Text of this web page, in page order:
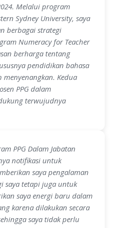
Melalui program
Sydney University, saya
berbagai strategi
Numeracy for Teacher
berharga tentang
pendidikan bahasa
Kedua
PPG dalam
terwujudnya
PPG Dalam Jabatan
notifikasi untuk
saya pengalaman
saya tetapi juga untuk
saya energi baru dalam
karena dilakukan secara
saya tidak perlu